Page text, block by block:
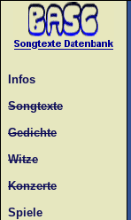
Infos
Songtexte
Gedichte
Witze
Konzerte
Spiele